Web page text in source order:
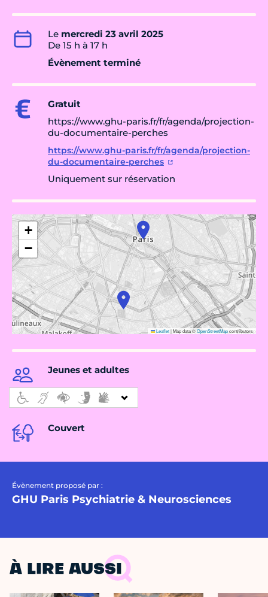
Le mercredi 23 avril 2025
De 15 h à 17 h
Évènement terminé
Gratuit
https://www.ghu-paris.fr/fr/agenda/projection-
du-documentaire-perches
https://www.ghu-paris.fr/fr/agenda/projection-
du-documentaire-perches
Uniquement sur réservation
+
−
Leaflet|Map data ©OpenStreetMapcontributors
Jeunes et adultes
Couvert
Évènement proposé par :
GHU Paris Psychiatrie & Neurosciences
À LIRE AUSSI